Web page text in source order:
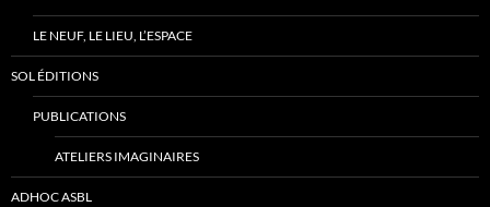
LE NEUF, LE LIEU, L’ESPACE
SOL ÉDITIONS
PUBLICATIONS
ATELIERS IMAGINAIRES
ADHOC ASBL